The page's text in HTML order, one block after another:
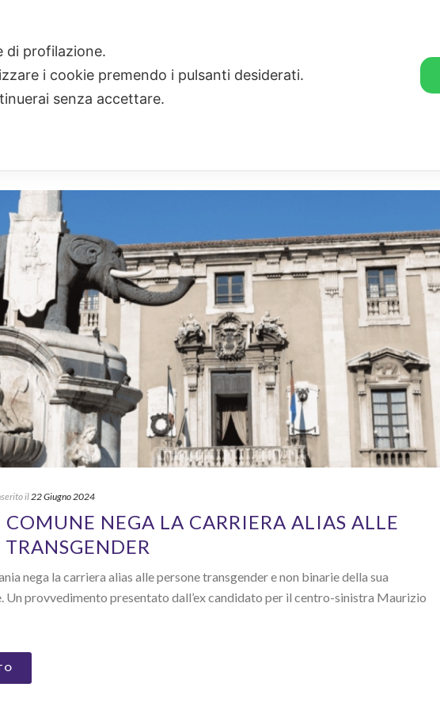
il22 Giugno 2024
COMUNE NEGA LA CARRIERA ALIAS ALLE
TRANSGENDER
nega la carriera alias alle persone transgender e non binarie della sua
Un provvedimento presentato dall’ex candidato per il centro-sinistra Maurizio
di profilazione.
i cookie premendo i pulsanti desiderati.
senza accettare.